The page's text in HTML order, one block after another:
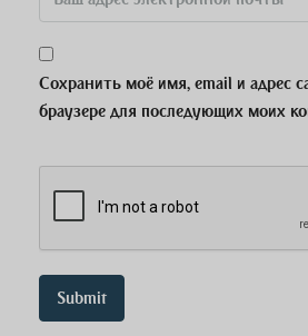
Сохранить моё имя, email и адрес
браузере для последующих моих